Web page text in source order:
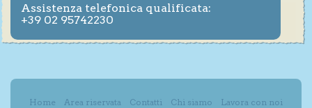
Assistenza telefonica qualificata:
+39 02 95742230
Home Area riservata Contatti Chi siamo
Lavora con noi